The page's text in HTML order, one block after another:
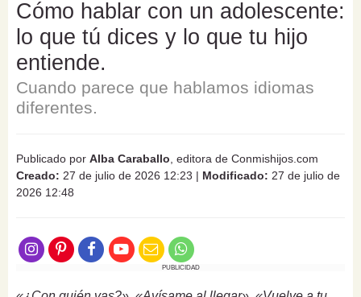
Cómo hablar con un adolescente:
lo que tú dices y lo que tu hijo
entiende.
Cuando parece que hablamos idiomas
diferentes.
Publicado por Alba Caraballo , editora de Conmishijos.com
Creado: 27 de julio de 2026 12:23 | Modificado: 27 de julio de
2026 12:48
PUBLICIDAD